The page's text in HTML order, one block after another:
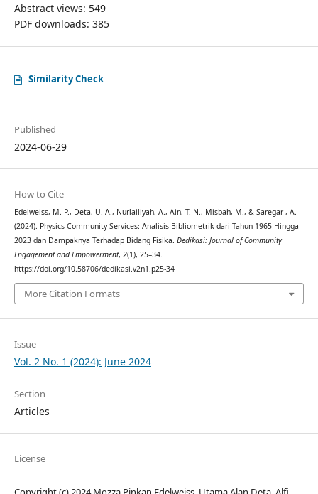
Abstract views: 549
PDF downloads: 385
Similarity Check
Published
2024-06-29
How to Cite
Edelweiss, M. P., Deta, U. A., Nurlailiyah, A., Ain, T. N., Misbah, M., & Saregar , A.
(2024). Physics Community Services: Analisis Bibliometrik dari Tahun 1965 Hingga
2023 dan Dampaknya Terhadap Bidang Fisika. Dedikasi: Journal of Community
Engagement and Empowerment, 2(1), 25–34.
https://doi.org/10.58706/dedikasi.v2n1.p25-34
More Citation Formats
Issue
Vol. 2 No. 1 (2024): June 2024
Section
Articles
License